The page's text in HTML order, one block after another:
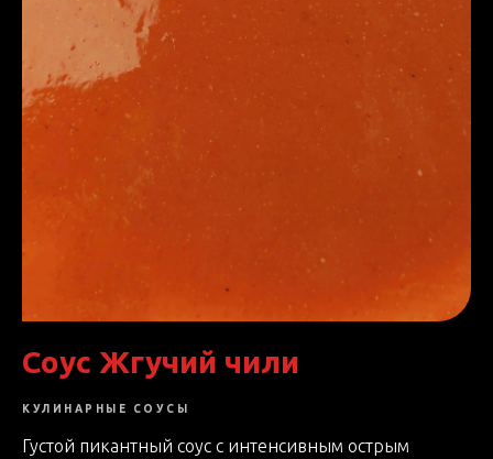
Соус Жгучий чили
КУЛИНАРНЫЕ СОУСЫ
Густой пикантный соус с интенсивным острым